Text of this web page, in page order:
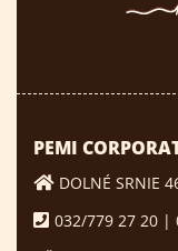
PEMI
DOLNÉ SRNIE
032/779 27 20 |